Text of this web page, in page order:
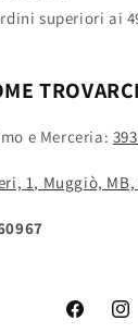
superiori ai
TROVARCI
e Merceria:
1, Muggiò, MB,
Facebook